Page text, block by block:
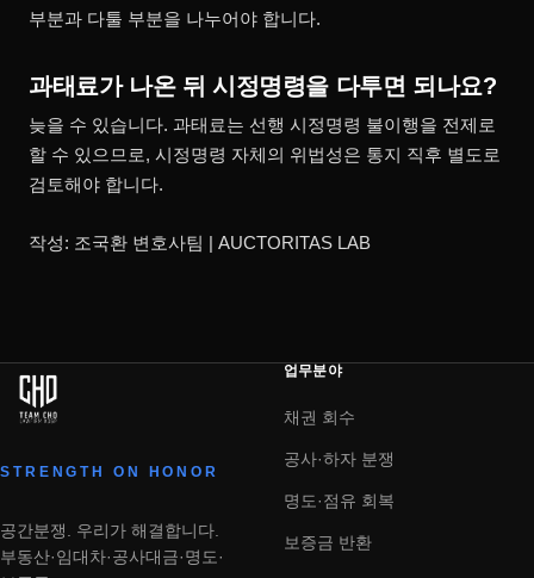
부분과 다툴 부분을 나누어야 합니다.
과태료가 나온 뒤 시정명령을 다투면 되나요?
늦을 수 있습니다. 과태료는 선행 시정명령 불이행을 전제로
할 수 있으므로, 시정명령 자체의 위법성은 통지 직후 별도로
검토해야 합니다.
작성: 조국환 변호사팀 | AUCTORITAS LAB
STRENGTH ON HONOR
공간분쟁. 우리가 해결합니다.
부동산·임대차·공사대금·명도·
업무분야
채권 회수
공사·하자 분쟁
명도·점유 회복
보증금 반환